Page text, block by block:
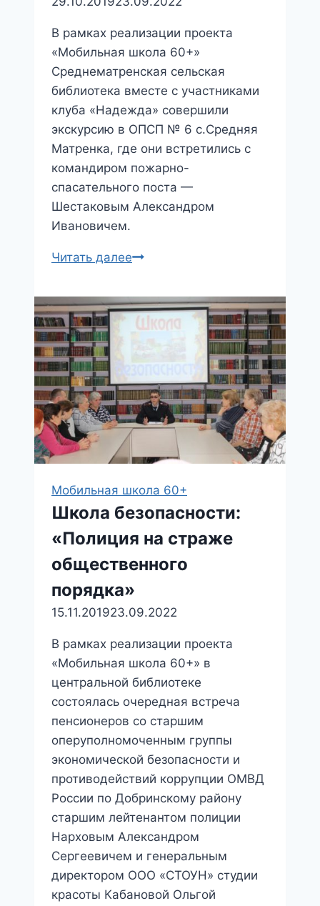
В рамках реализации проекта
«Мобильная школа 60+»
Среднематренская сельская
библиотека вместе с участниками
клуба «Надежда» совершили
экскурсию в ОПСП № 6 с.Средняя
Матренка, где они встретились с
командиром пожарно-
спасательного поста —
Шестаковым Александром
Ивановичем.
Читать далее«Правила
на
водоемах
в
осенне-
период»
Мобильная школа 60+
Школа безопасности:
«Полиция на страже
общественного
порядка»
15.11.201923.09.2022
В рамках реализации проекта
«Мобильная школа 60+» в
центральной библиотеке
состоялась очередная встреча
пенсионеров со старшим
оперуполномоченным группы
экономической безопасности и
противодействий коррупции ОМВД
России по Добринскому району
старшим лейтенантом полиции
Нарховым Александром
Сергеевичем и генеральным
директором ООО «СТОУН» студии
красоты Кабановой Ольгой